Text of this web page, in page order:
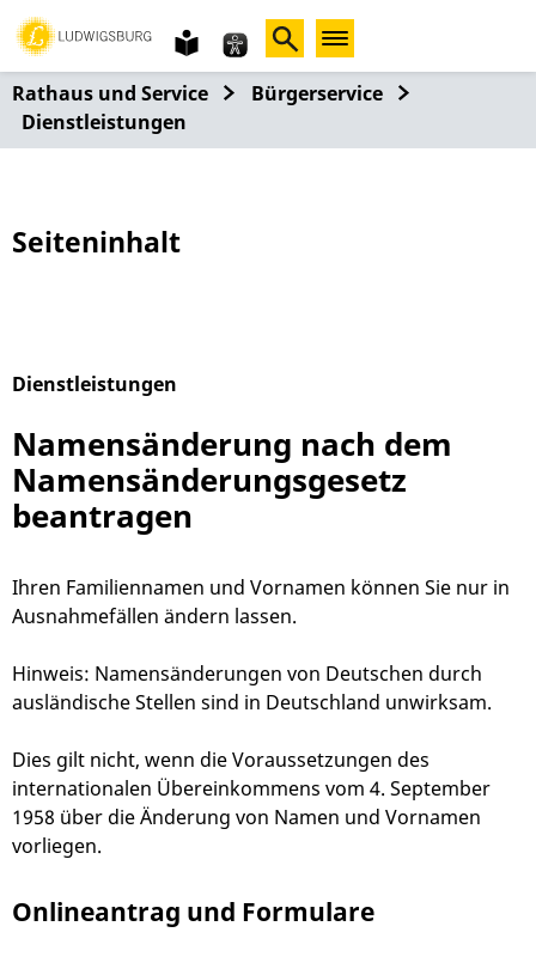
Gebärdensprache
leichte
Sprache
Rathaus und Service
Bürgerservice
Dienstleistungen
Seiteninhalt
Dienstleistungen
Namensänderung nach dem
Namensänderungsgesetz
beantragen
Ihren Familiennamen und Vornamen können Sie nur in
Ausnahmefällen ändern lassen.
Hinweis: Namensänderungen von Deutschen durch
ausländische Stellen sind in Deutschland unwirksam.
Dies gilt nicht, wenn die Voraussetzungen des
internationalen Übereinkommens vom 4. September
1958 über die Änderung von Namen und Vornamen
vorliegen.
Onlineantrag und Formulare